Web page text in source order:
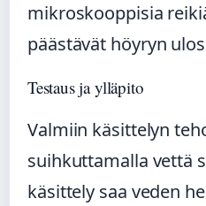
mikroskooppisia
päästävät höyryn
Testaus ja ylläpito
Valmiin käsittelyn
suihkuttamalla vettä
käsittely saa veden